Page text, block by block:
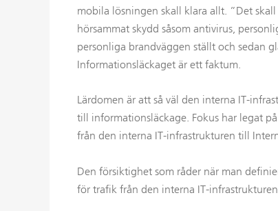
mobila lösningen skall klara allt. ”Det
hörsammat skydd såsom antivirus,
personliga brandväggen ställt och sedan
Informationsläckaget är ett faktum.
Lärdomen är att så väl den interna IT-
till informationsläckage. Fokus har legat
från den interna IT-infrastrukturen till
Den försiktighet som råder när man
för trafik från den interna IT-